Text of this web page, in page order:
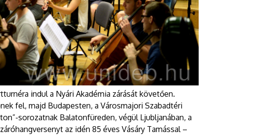
indul a Nyári Akadémia zárását követően.
fel, majd Budapesten, a Városmajori Szabadtéri
sorozatnak Balatonfüreden, végül Ljubljanában, a
az idén 85 éves Vásáry Tamással –